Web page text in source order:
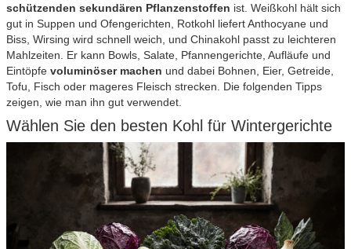
schützenden sekundären Pflanzenstoffen ist. Weißkohl hält sich
gut in Suppen und Ofengerichten, Rotkohl liefert Anthocyane und
Biss, Wirsing wird schnell weich, und Chinakohl passt zu leichteren
Mahlzeiten. Er kann Bowls, Salate, Pfannengerichte, Aufläufe und
Eintöpfe voluminöser machen und dabei Bohnen, Eier, Getreide,
Tofu, Fisch oder mageres Fleisch strecken. Die folgenden Tipps
zeigen, wie man ihn gut verwendet.
Wählen Sie den besten Kohl für Wintergerichte